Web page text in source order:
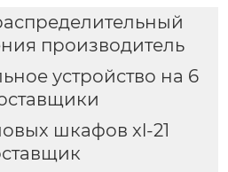
производитель
устройство на 6
шкафов xl-21